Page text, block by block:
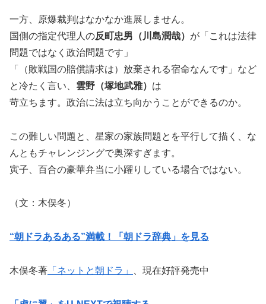
一方、原爆裁判はなかなか進展しません。
国側の指定代理人の反町忠男（川島潤哉） が「これは法律
問題ではなく政治問題です」
「（敗戦国の賠償請求は）放棄される宿命なんです」など
と冷たく言い、 雲野（塚地武雅） は
苛立ちます。政治に法は立ち向かうことができるのか。
この難しい問題と、星家の家族問題とを平行して描く、な
んともチャレンジングで奥深すぎます。
寅子、百合の豪華弁当に小躍りしている場合ではない。
（文：木俣冬）
“朝ドラあるある”満載！「朝ドラ辞典」を見る
木俣冬著 「ネットと朝ドラ」 、現在好評発売中